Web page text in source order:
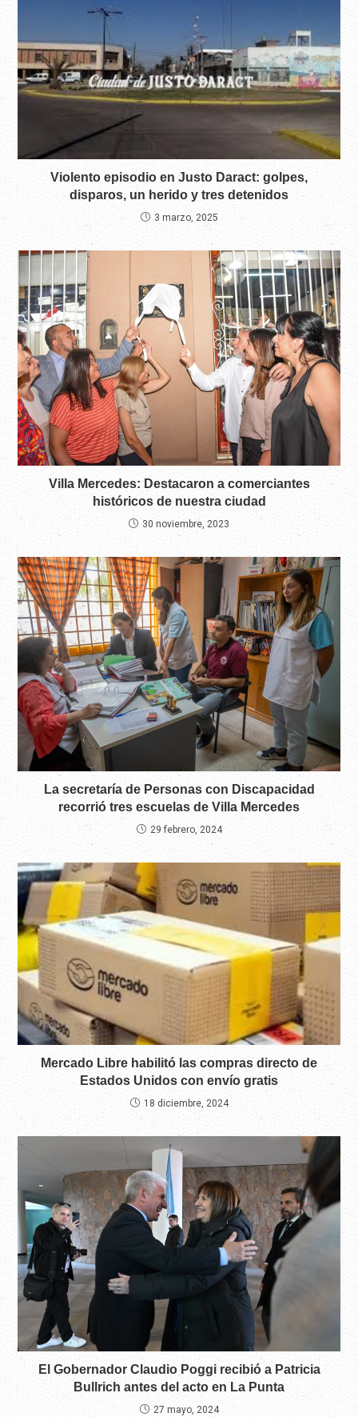
Violento episodio en Justo Daract: golpes,
disparos, un herido y tres detenidos
3 marzo, 2025
Villa Mercedes: Destacaron a comerciantes
históricos de nuestra ciudad
30 noviembre, 2023
La secretaría de Personas con Discapacidad
recorrió tres escuelas de Villa Mercedes
29 febrero, 2024
Mercado Libre habilitó las compras directo de
Estados Unidos con envío gratis
18 diciembre, 2024
El Gobernador Claudio Poggi recibió a Patricia
Bullrich antes del acto en La Punta
27 mayo, 2024